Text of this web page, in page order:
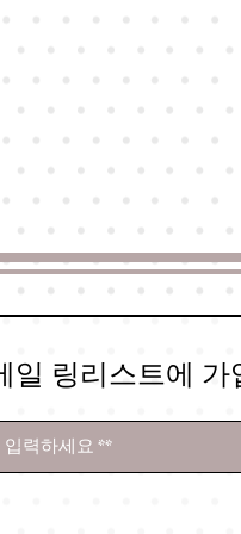
일 링리스트에